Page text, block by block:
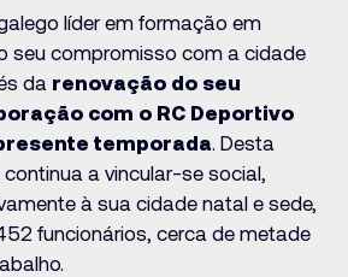
líder em formação em
seu compromisso com a cidade
da renovação do seu
com o RC Deportivo
temporada. Desta
a vincular-se social,
à sua cidade natal e sede,
funcionários, cerca de metade